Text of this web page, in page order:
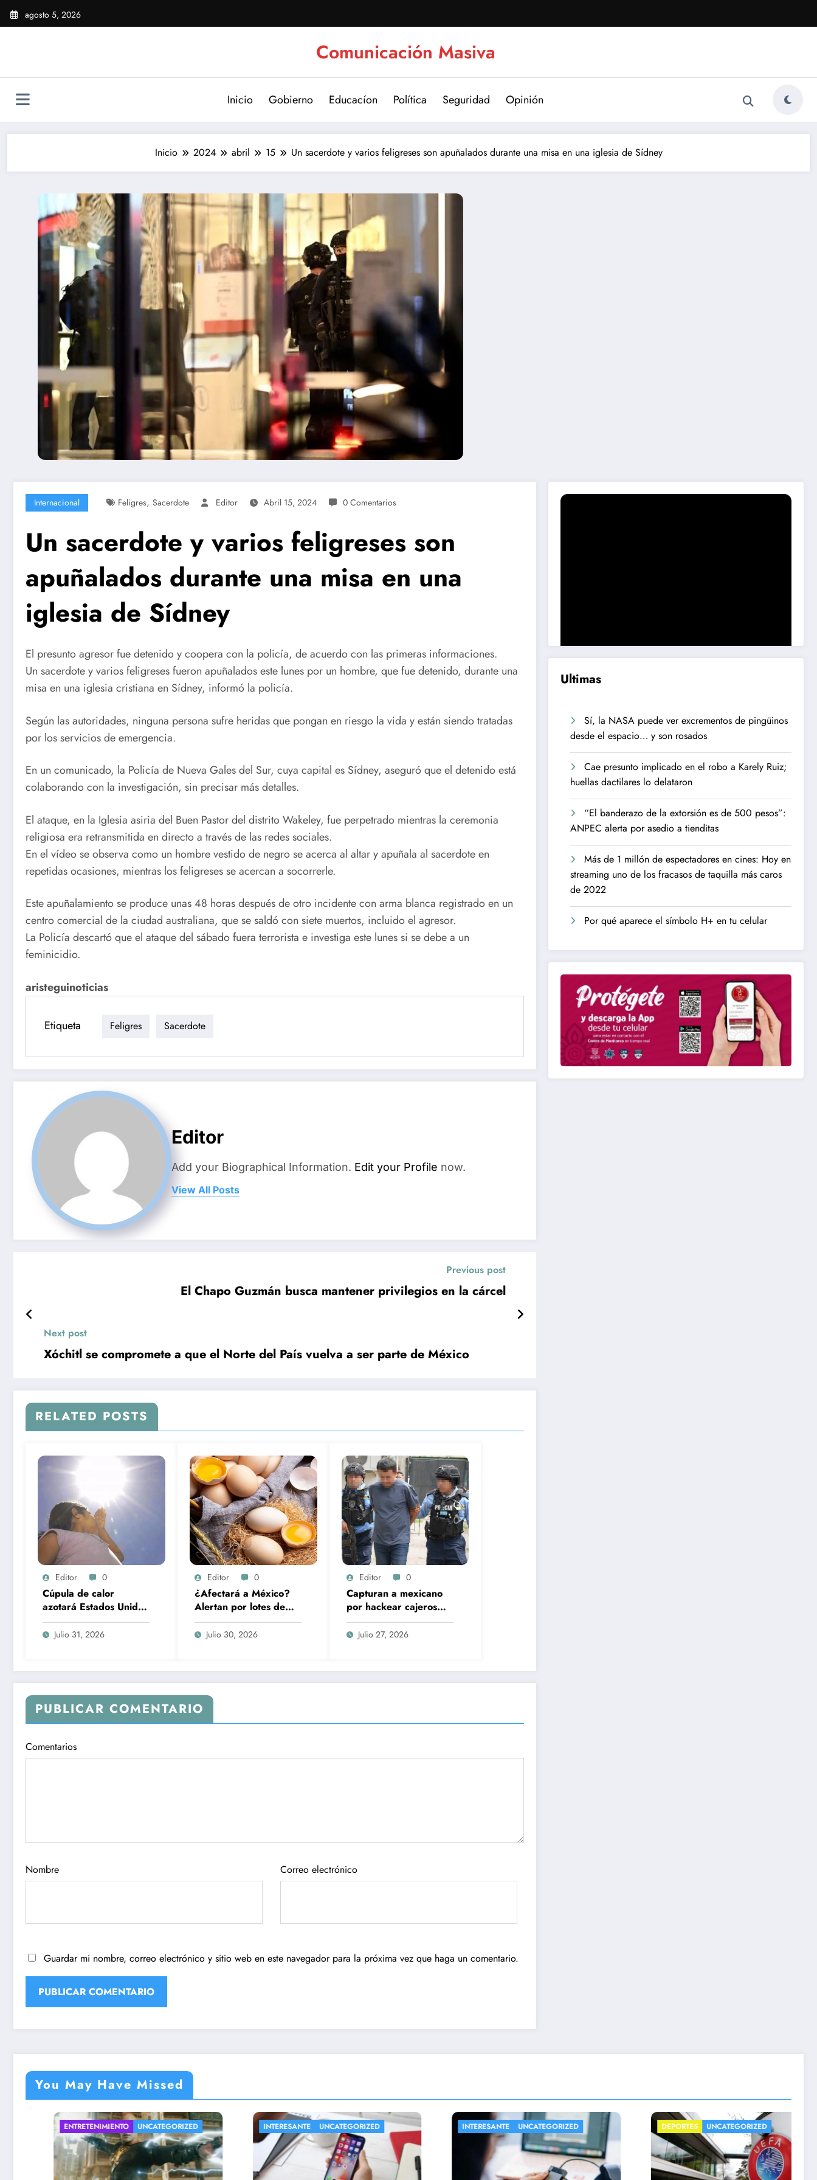
Saltar
agosto 5, 2026
Comunicación Masiva
Inicio Gobierno Educacíon Política Seguridad Opinión
Inicio 2024 abril 15 Un sacerdote y varios feligreses son apuñalados durante una misa en una iglesia de Sídney
Internacional Feligres, Sacerdote Editor Abril 15, 2024 0 Comentarios
Un sacerdote y varios feligreses son
apuñalados durante una misa en una
iglesia de Sídney
El presunto agresor fue detenido y coopera con la policía, de acuerdo con las primeras informaciones.
Un sacerdote y varios feligreses fueron apuñalados este lunes por un hombre, que fue detenido, durante una
misa en una iglesia cristiana en Sídney, informó la policía.
Según las autoridades, ninguna persona sufre heridas que pongan en riesgo la vida y están siendo tratadas
por los servicios de emergencia.
En un comunicado, la Policía de Nueva Gales del Sur, cuya capital es Sídney, aseguró que el detenido está
colaborando con la investigación, sin precisar más detalles.
El ataque, en la Iglesia asiria del Buen Pastor del distrito Wakeley, fue perpetrado mientras la ceremonia
religiosa era retransmitida en directo a través de las redes sociales.
En el vídeo se observa como un hombre vestido de negro se acerca al altar y apuñala al sacerdote en
repetidas ocasiones, mientras los feligreses se acercan a socorrerle.
Este apuñalamiento se produce unas 48 horas después de otro incidente con arma blanca registrado en un
centro comercial de la ciudad australiana, que se saldó con siete muertos, incluido el agresor.
La Policía descartó que el ataque del sábado fuera terrorista e investiga este lunes si se debe a un
feminicidio.
aristeguinoticias
Etiqueta Feligres Sacerdote
Editor
Add your Biographical Information. Edit your Profile now.
View All Posts
Previous post
El Chapo Guzmán busca mantener privilegios en la cárcel
Next post
Xóchitl se compromete a que el Norte del País vuelva a ser parte de México
RELATED POSTS
Editor 0
Cúpula de calor
azotará Estados Unidos
con temperaturas de
hasta 49 grados
Julio 31, 2026
Editor 0
¿Afectará a México?
Alertan por lotes de
huevo con salmonela en
EU | Marcas afectadas
Julio 30, 2026
Editor 0
Capturan a mexicano
por hackear cajeros
automáticos en
Honduras; le
Julio 27, 2026
PUBLICAR COMENTARIO
Comentarios
Nombre Correo electrónico
Guardar mi nombre, correo electrónico y sitio web en este navegador para la próxima vez que haga un comentario.
Ultimas
Sí, la NASA puede ver excrementos de pingüinos
desde el espacio… y son rosados
Cae presunto implicado en el robo a Karely Ruiz;
huellas dactilares lo delataron
“El banderazo de la extorsión es de 500 pesos”:
ANPEC alerta por asedio a tienditas
Más de 1 millón de espectadores en cines: Hoy en
streaming uno de los fracasos de taquilla más caros
de 2022
Por qué aparece el símbolo H+ en tu celular
You May Have Missed
ENTRETENIMIENTO UNCATEGORIZED INTERESANTE UNCATEGORIZED INTERESANTE UNCATEGORIZED DEPORTES UNCATEGORIZED